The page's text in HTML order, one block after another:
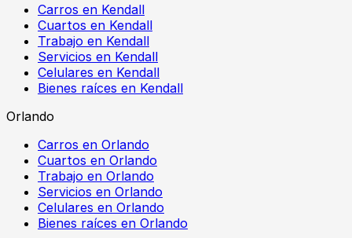
Carros en Kendall
Cuartos en Kendall
Trabajo en Kendall
Servicios en Kendall
Celulares en Kendall
Bienes raíces en Kendall
Orlando
Carros en Orlando
Cuartos en Orlando
Trabajo en Orlando
Servicios en Orlando
Celulares en Orlando
Bienes raíces en Orlando